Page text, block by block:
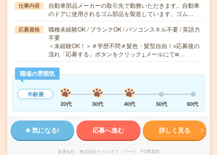
仕事内容
自動車部品メーカーの取引先で勤務いただきます。自動車
のドアに使用されるゴム部品を製造しています。ゴム…
応募資格
職種未経験OK / ブランクOK / パソコンスキル不要 / 英語力
不要
＜未経験OK！＞＃学歴不問＃髪色・髪型自由！○応募後の
流れ「応募する」ボタンをクリック↓メールにてw…
職場の雰囲気
年齢層
20代
30代 40代 50代 60代
気になる! 応募へ進む 詳しく見る
派遣会社 株式会社ウィルオブ・ワーク FO事業部